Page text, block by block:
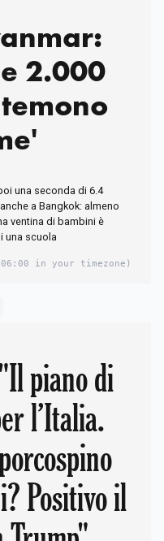
2.000
una seconda di 6.4
a Bangkok: almeno
ventina di bambini è
una scuola
in your timezone)
piano di
l’Italia.
Positivo il